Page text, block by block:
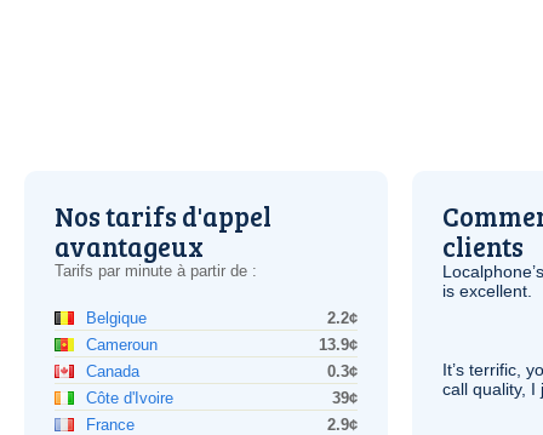
Nos tarifs d'appel
avantageux
Tarifs par minute à partir de :
Belgique
2.2¢
Cameroun
13.9¢
Canada
0.3¢
Côte d'Ivoire
39¢
France
2.9¢
clients
is excellent.
It’s terrific,
call quality, I